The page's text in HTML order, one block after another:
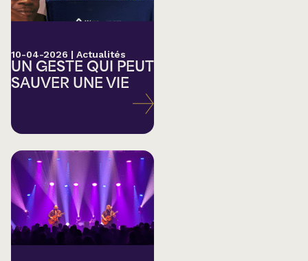
10-04-2026 | Actualités
UN GESTE QUI PEUT
SAUVER UNE VIE